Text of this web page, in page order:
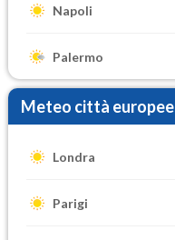
Napoli
Palermo
Meteo città europee
Londra
Parigi